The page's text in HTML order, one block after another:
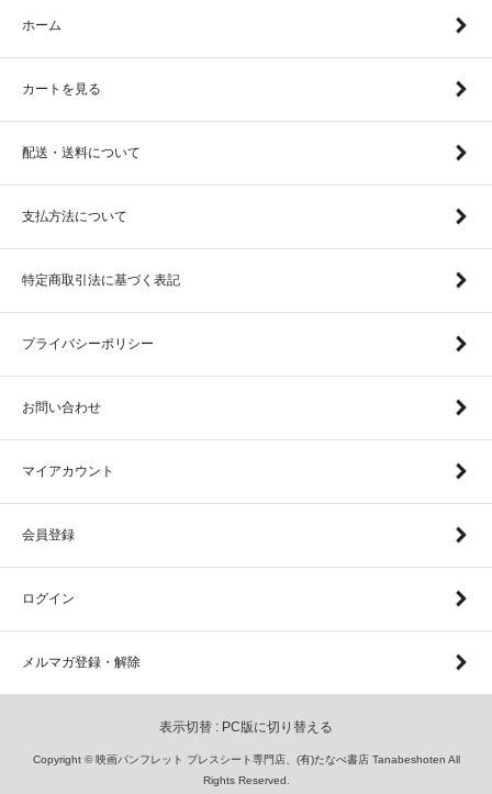
ホーム
カートを見る
配送・送料について
支払方法について
特定商取引法に基づく表記
プライバシーポリシー
お問い合わせ
マイアカウント
会員登録
ログイン
メルマガ登録・解除
表示切替 : PC版に切り替える
Copyright © 映画パンフレット プレスシート専門店、(有)たなべ書店 Tanabeshoten All
Rights Reserved.